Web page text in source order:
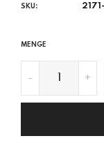
SKU:
MENGE
- +